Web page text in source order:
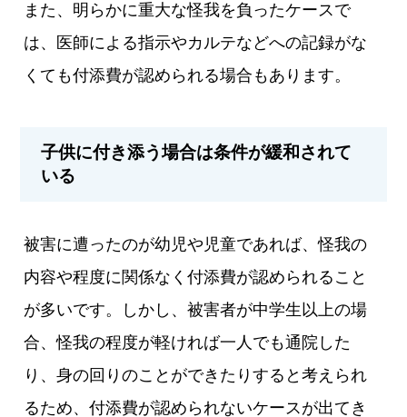
また、明らかに重大な怪我を負ったケースで
は、医師による指示やカルテなどへの記録がな
くても付添費が認められる場合もあります。
子供に付き添う場合は条件が緩和されて
いる
被害に遭ったのが幼児や児童であれば、怪我の
内容や程度に関係なく付添費が認められること
が多いです。しかし、被害者が中学生以上の場
合、怪我の程度が軽ければ一人でも通院した
り、身の回りのことができたりすると考えられ
るため、付添費が認められないケースが出てき